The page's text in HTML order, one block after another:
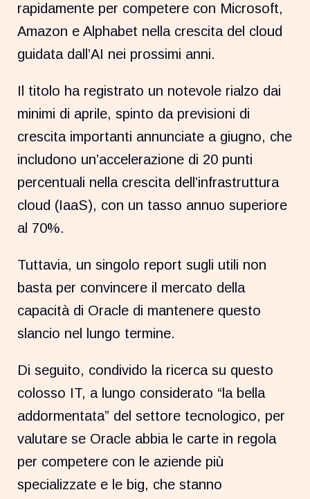
rapidamente per competere con Microsoft,
Amazon e Alphabet nella crescita del cloud
guidata dall’AI nei prossimi anni.
Il titolo ha registrato un notevole rialzo dai
minimi di aprile, spinto da previsioni di
crescita importanti annunciate a giugno, che
includono un’accelerazione di 20 punti
percentuali nella crescita dell’infrastruttura
cloud (IaaS), con un tasso annuo superiore
al 70%.
Tuttavia, un singolo report sugli utili non
basta per convincere il mercato della
capacità di Oracle di mantenere questo
slancio nel lungo termine.
Di seguito, condivido la ricerca su questo
colosso IT, a lungo considerato “la bella
addormentata” del settore tecnologico, per
valutare se Oracle abbia le carte in regola
per competere con le aziende più
specializzate e le big, che stanno